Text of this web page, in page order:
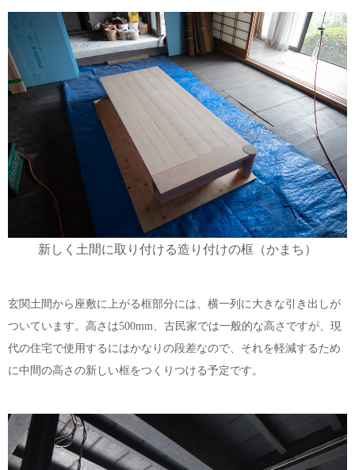
新しく土間に取り付ける造り付けの框（かまち）
玄関土間から座敷に上がる框部分には、横一列に大きな引き出しが
ついています。高さは500mm、古民家では一般的な高さですが、現
代の住宅で使用するにはかなりの段差なので、それを軽減するため
に中間の高さの新しい框をつくりつける予定です。